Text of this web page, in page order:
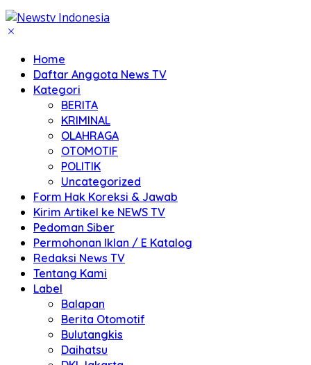
Home
Daftar Anggota News TV
Kategori
BERITA
KRIMINAL
OLAHRAGA
OTOMOTIF
POLITIK
Uncategorized
Form Hak Koreksi & Jawab
Kirim Artikel ke NEWS TV
Pedoman Siber
Permohonan Iklan / E Katalog
Redaksi News TV
Tentang Kami
Label
Balapan
Berita Otomotif
Bulutangkis
Daihatsu